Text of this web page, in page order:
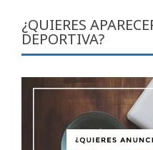
¿QUIERES
DEPORTIVA?